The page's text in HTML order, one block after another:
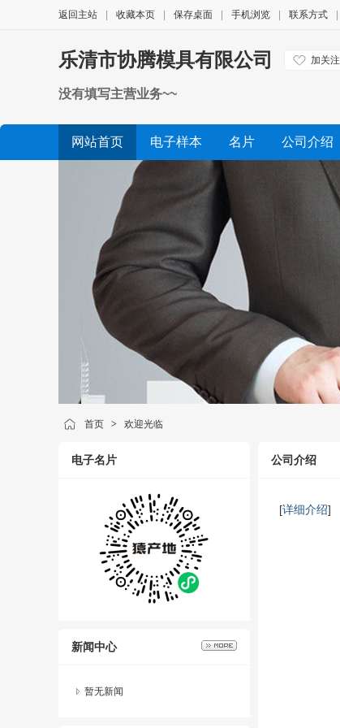
返回主站 收藏本页 保存桌面 手机浏览 联系方式
乐清市协腾模具有限公司 加关注
没有填写主营业务~~
网站首页 电子样本 名片 公司介绍
首页 > 欢迎光临
电子名片
新闻中心
暂无新闻
公司介绍
[详细介绍]